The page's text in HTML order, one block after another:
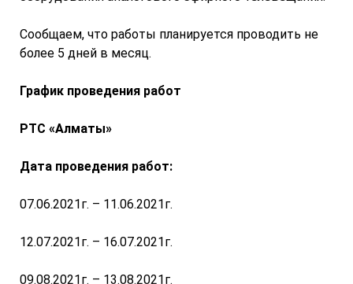
Сообщаем, что работы планируется проводить не
более 5 дней в месяц.
График проведения работ
РТС «Алматы»
Дата проведения работ:
07.06.2021г. – 11.06.2021г.
12.07.2021г. – 16.07.2021г.
09.08.2021г. – 13.08.2021г.